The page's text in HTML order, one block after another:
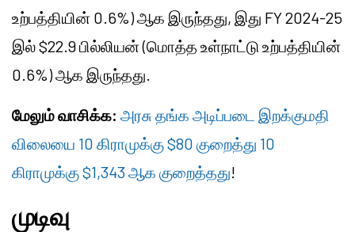
உற்பத்தியின் 0.6%) ஆக இருந்தது, இது FY 2024-25
இல் $22.9 பில்லியன் (மொத்த உள்நாட்டு உற்பத்தியின்
0.6%) ஆக இருந்தது.
மேலும் வாசிக்க: அரசு தங்க அடிப்படை இறக்குமதி
விலையை 10 கிராமுக்கு $80 குறைத்து 10
கிராமுக்கு $1,343 ஆக குறைத்தது!
முடிவு